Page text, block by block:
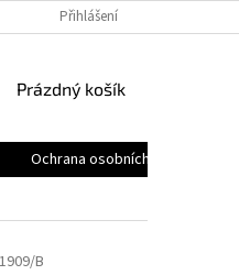
Přihlášení
NÁKUPNÍ
Prázdný košík
Ochrana osobních údajů
1909/B